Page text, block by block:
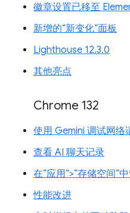
徽章设置已移至
新增的“新变化”面板
Lighthouse 12.3.0
其他亮点
Chrome 132
使用 Gemini 调试网络
查看 AI 聊天记录
在“应用”>“存储空间”
性能改进